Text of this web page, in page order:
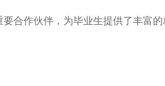
合作伙伴，为毕业生提供了丰富的